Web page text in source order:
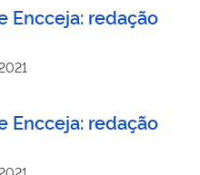
Encceja: redação
Encceja: redação